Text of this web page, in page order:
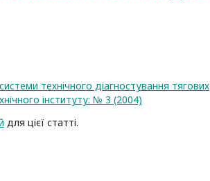
технічного діагностування тягових
інституту: № 3 (2004)
для цієї статті.